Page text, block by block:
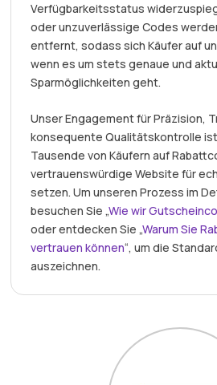
Verfügbarkeitsstatus
oder unzuverlässige Codes
entfernt, sodass sich Käufer auf
wenn es um stets genaue und
Sparmöglichkeiten geht.
Unser Engagement für Präzision,
konsequente Qualitätskontrolle
Tausende von Käufern auf
vertrauenswürdige Website für
setzen. Um unseren Prozess im
besuchen Sie „Wie wir
oder entdecken Sie „Warum Sie
vertrauen können“, um die
auszeichnen.